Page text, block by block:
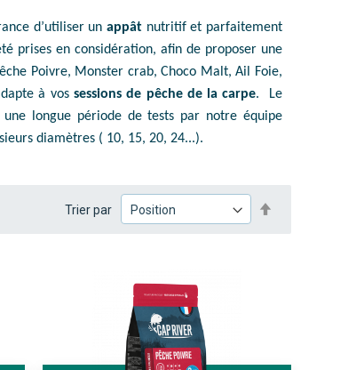
d’utiliser un appât nutritif et parfaitement
prises en considération, afin de proposer une
Poivre, Monster crab, Choco Malt, Ail Foie,
à vos sessions de pêche de la carpe. Le
longue période de tests par notre équipe
diamètres ( 10, 15, 20, 24...).
Trier par